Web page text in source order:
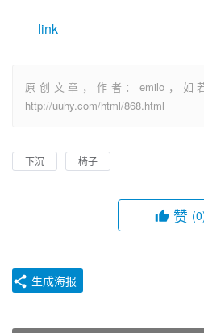
link
原创文章，作者：emilo，如
http://uuhy.com/html/868.html
下沉 椅子
赞
生成海报